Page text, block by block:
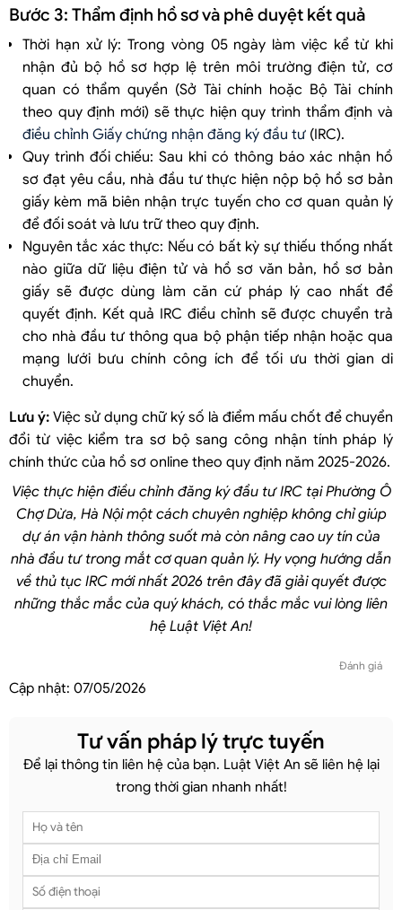
Bước 3: Thẩm định hồ sơ và phê duyệt kết quả
Thời hạn xử lý: Trong vòng 05 ngày làm việc kể từ khi
nhận đủ bộ hồ sơ hợp lệ trên môi trường điện tử, cơ
quan có thẩm quyền (Sở Tài chính hoặc Bộ Tài chính
theo quy định mới) sẽ thực hiện quy trình thẩm định và
điều chỉnh Giấy chứng nhận đăng ký đầu tư (IRC).
Quy trình đối chiếu: Sau khi có thông báo xác nhận hồ
sơ đạt yêu cầu, nhà đầu tư thực hiện nộp bộ hồ sơ bản
giấy kèm mã biên nhận trực tuyến cho cơ quan quản lý
để đối soát và lưu trữ theo quy định.
Nguyên tắc xác thực: Nếu có bất kỳ sự thiếu thống nhất
nào giữa dữ liệu điện tử và hồ sơ văn bản, hồ sơ bản
giấy sẽ được dùng làm căn cứ pháp lý cao nhất để
quyết định. Kết quả IRC điều chỉnh sẽ được chuyển trả
cho nhà đầu tư thông qua bộ phận tiếp nhận hoặc qua
mạng lưới bưu chính công ích để tối ưu thời gian di
chuyển.
Lưu ý: Việc sử dụng chữ ký số là điểm mấu chốt để chuyển
đổi từ việc kiểm tra sơ bộ sang công nhận tính pháp lý
chính thức của hồ sơ online theo quy định năm 2025-2026.
Việc thực hiện điều chỉnh đăng ký đầu tư IRC tại Phường Ô
Chợ Dừa, Hà Nội một cách chuyên nghiệp không chỉ giúp
dự án vận hành thông suốt mà còn nâng cao uy tín của
nhà đầu tư trong mắt cơ quan quản lý. Hy vọng hướng dẫn
về thủ tục IRC mới nhất 2026 trên đây đã giải quyết được
những thắc mắc của quý khách, có thắc mắc vui lòng liên
hệ Luật Việt An!
Đánh giá
Cập nhật: 07/05/2026
Tư vấn pháp lý trực tuyến
Để lại thông tin liên hệ của bạn. Luật Việt An sẽ liên hệ lại
trong thời gian nhanh nhất!